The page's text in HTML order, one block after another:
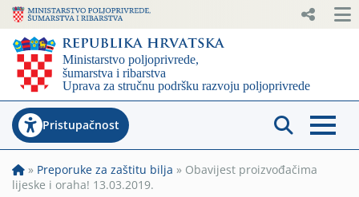
Pristupačnost
» Preporuke za zaštitu bilja » Obavijest proizvođačima
lijeske i oraha! 13.03.2019.